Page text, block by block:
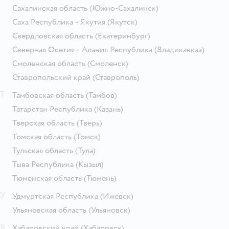
Сахалинская область (Южно-Сахалинск)
Саха Республика - Якутия (Якутск)
Свердловская область (Екатеринбург)
Северная Осетия - Алания Республика (Владикавказ)
Смоленская область (Смоленск)
Ставропольский край (Ставрополь)
Тамбовская область (Тамбов)
Татарстан Республика (Казань)
Тверская область (Тверь)
Томская область (Томск)
Тульская область (Тула)
Тыва Республика (Кызыл)
Тюменская область (Тюмень)
Удмуртская Республика (Ижевск)
Ульяновская область (Ульяновск)